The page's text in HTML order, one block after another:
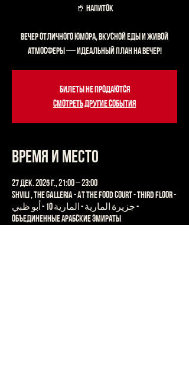
🥤 напиток
Вечер отличного юмора, вкусной еды и живой
атмосферы — идеальный план на вечер!
Билеты не продаются
Смотреть другие события
Время и место
27 дек. 2025 г., 21:00 – 23:00
Shvili , The Galleria - At the Food Court - Third Floor -
جزيرة المارية - المارية 10 - أبو ظبي -
Объединенные Арабские Эмираты